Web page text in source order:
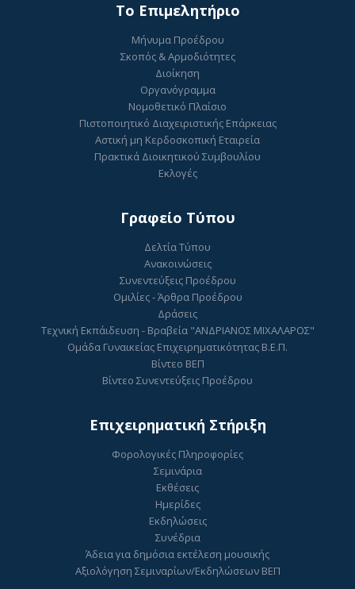
To Επιμελητήριο
Μήνυμα Προέδρου
Σκοπός & Αρμοδιότητες
Διοίκηση
Οργανόγραμμα
Νομοθετικό Πλαίσιο
Πιστοποιητικό Διαχειριστικής Επάρκειας
Αστική μη Κερδοσκοπική Εταιρεία
Πρακτικά Διοικητικού Συμβουλίου
Εκλογές
Γραφείο Τύπου
Δελτία Τύπου
Ανακοινώσεις
Συνεντεύξεις Προέδρου
Ομιλίες - Άρθρα Προέδρου
Δράσεις
Τεχνική Εκπάιδευση - Βραβεία "ΑΝΔΡΙΑΝΟΣ ΜΙΧΑΛΑΡΟΣ"
Ομάδα Γυναικείας Επιχειρηματικότητας Β.Ε.Π.
Βίντεο ΒΕΠ
Βίντεο Συνεντεύξεις Προέδρου
Επιχειρηματική Στήριξη
Φορολογικές Πληροφορίες
Σεμινάρια
Εκθέσεις
Ημερίδες
Εκδηλώσεις
Συνέδρια
Άδεια για δημόσια εκτέλεση μουσικής
Αξιολόγηση Σεμιναρίων/Εκδηλώσεων ΒΕΠ